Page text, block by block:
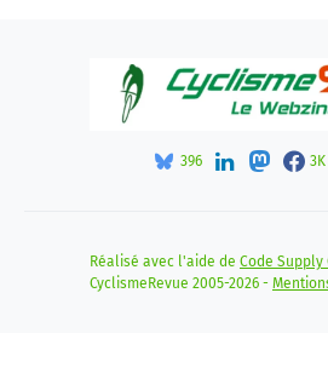
396 3K
Réalisé avec l'aide de Code Supply
CyclismeRevue 2005-2026 -